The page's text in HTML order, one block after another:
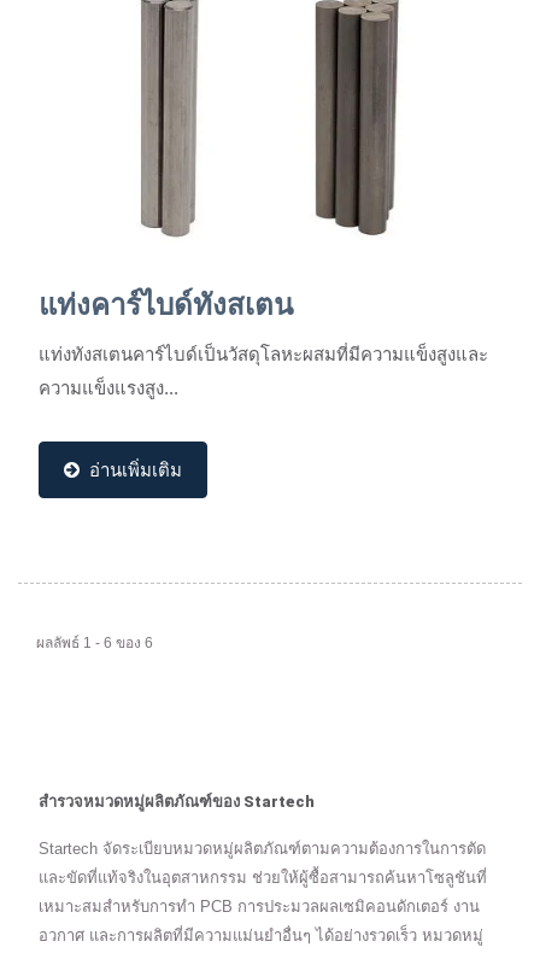
แท่งคาร์ไบด์ทังสเตน
แท่งทังสเตนคาร์ไบด์เป็นวัสดุโลหะผสมที่มีความแข็งสูงและ
ความแข็งแรงสูง...
อ่านเพิ่มเติม
ผลลัพธ์ 1 - 6 ของ 6
สำรวจหมวดหมู่ผลิตภัณฑ์ของ Startech
Startech จัดระเบียบหมวดหมู่ผลิตภัณฑ์ตามความต้องการในการตัด
และขัดที่แท้จริงในอุตสาหกรรม ช่วยให้ผู้ซื้อสามารถค้นหาโซลูชันที่
เหมาะสมสำหรับการทำ PCB การประมวลผลเซมิคอนดักเตอร์ งาน
อวกาศ และการผลิตที่มีความแม่นยำอื่นๆ ได้อย่างรวดเร็ว หมวดหมู่